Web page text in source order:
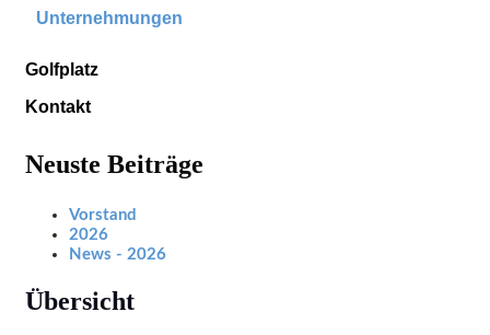
Unternehmungen
Golfplatz
Kontakt
Neuste Beiträge
Vorstand
2026
News - 2026
Übersicht